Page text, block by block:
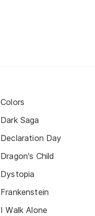
Colors
Dark Saga
Declaration Day
Dragon's Child
Dystopia
Frankenstein
I Walk Alone